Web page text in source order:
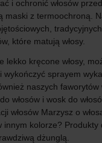
i ochronić włosów
maski z termoochroną.
które matują włosy.
lekko kręcone włosy,
sprayem
naszych faworytów
włosów i wosk do
włosów Marzysz o
innym kolorze? Produkty
dżunglą.